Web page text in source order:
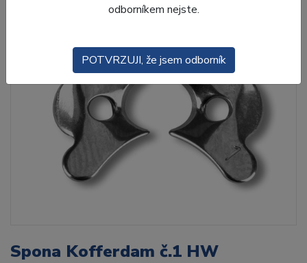
Spona Kofferdam č.1 HW
odborníkem nejste.
POTVRZUJI, že jsem odborník